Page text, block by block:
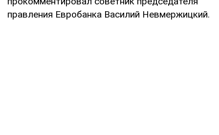
правления Евробанка Василий Невмержицкий.